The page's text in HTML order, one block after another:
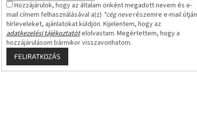
Hozzájárulok, hogy az általam önként megadott nevem és e-
mail címem felhasználásával a(z) *cég neverészemre e-mail útján
hírleveleket, ajánlatokat küldjön. Kijelentem, hogy az
adatkezelési tájékoztatótelolvastam. Megértettem, hogy a
hozzájárulásom bármikor visszavonhatom.
FELIRATKOZÁS